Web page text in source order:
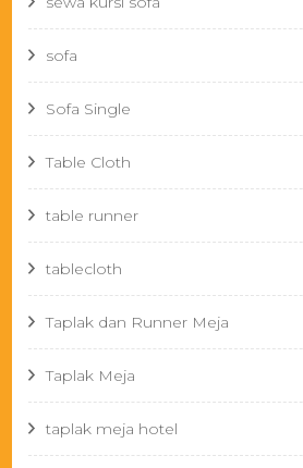
sofa
Sofa Single
Table Cloth
table runner
tablecloth
Taplak dan Runner Meja
Taplak Meja
taplak meja hotel